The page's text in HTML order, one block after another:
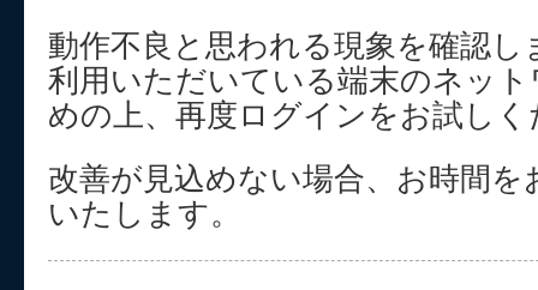
動作不良と思われる現象を確認
利用いただいている端末のネッ
めの上、再度ログインをお試しく
改善が見込めない場合、お時間
いたします。